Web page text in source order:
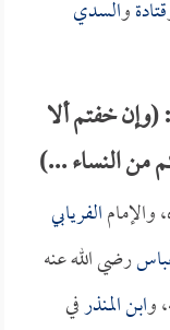
قتادةوالسدي
(وإن خفتم ألا
من النساء ...)
والإمامالفريابي
رضي الله عنه
وابن المنذرفي